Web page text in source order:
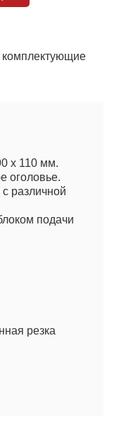
x 110 мм.
оголовье.
различной
подачи
резка